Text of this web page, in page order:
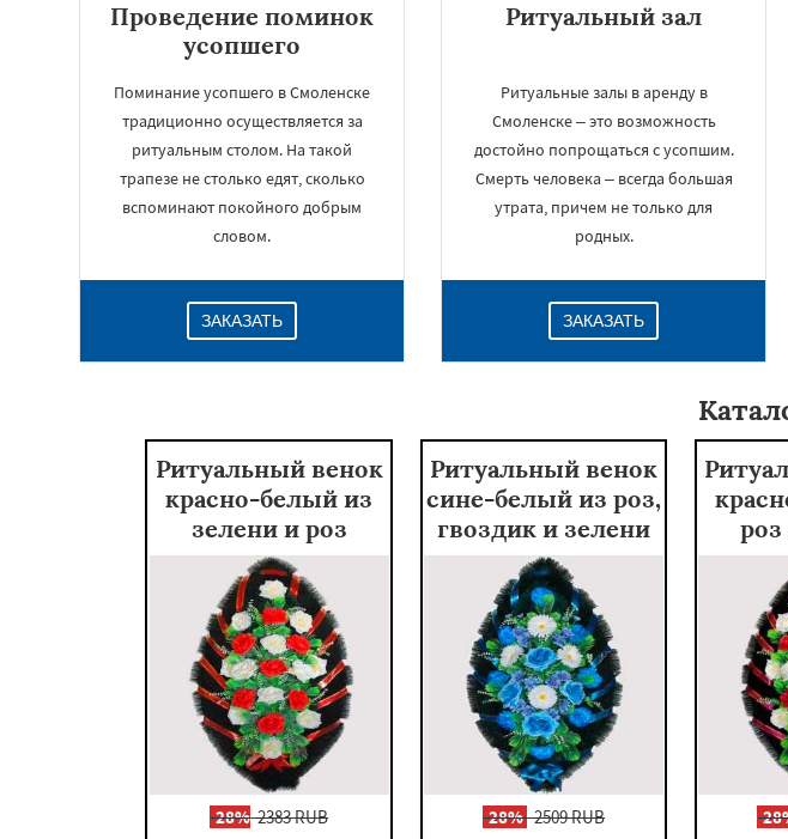
Проведение поминок
усопшего
Поминание усопшего в Смоленске
традиционно осуществляется за
ритуальным столом. На такой
трапезе не столько едят, сколько
вспоминают покойного добрым
словом.
ЗАКАЗАТЬ
Ритуальный зал
Ритуальные залы в аренду в
Смоленске – это возможность
достойно попрощаться с усопшим.
Смерть человека – всегда большая
утрата, причем не только для
родных.
ЗАКАЗАТЬ
Ритуальный венок
красно-белый из
зелени и роз
-28%2383 RUB
Ритуальный венок
сине-белый из роз,
гвоздик и зелени
-28%2509 RUB -